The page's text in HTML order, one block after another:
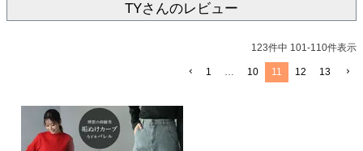
TYさんのレビュー
123件中 101-110件表示
1 … 10 11 12 13